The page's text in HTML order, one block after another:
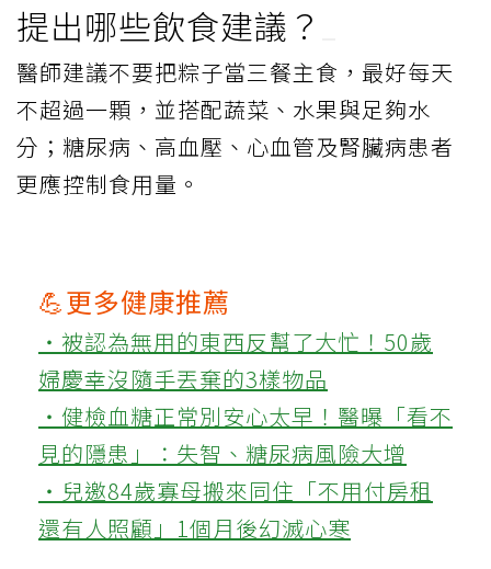
提出哪些飲食建議？
醫師建議不要把粽子當三餐主食，最好每天
不超過一顆，並搭配蔬菜、水果與足夠水
分；糖尿病、高血壓、心血管及腎臟病患者
更應控制食用量。
💪更多健康推薦
‧被認為無用的東西反幫了大忙！50歲
婦慶幸沒隨手丟棄的3樣物品
‧健檢血糖正常別安心太早！醫曝「看不
見的隱患」：失智、糖尿病風險大增
‧兒邀84歲寡母搬來同住「不用付房租
還有人照顧」1個月後幻滅心寒